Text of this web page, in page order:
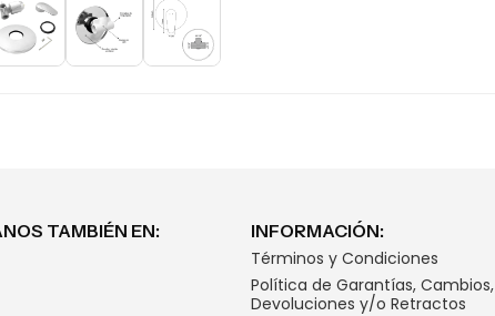
TAMBIÉN EN:
INFORMACIÓN:
Términos y Condiciones
Política de Garantías, Cambios,
Devoluciones y/o Retractos